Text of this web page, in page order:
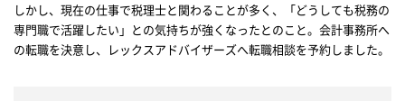
しかし、現在の仕事で税理士と関わることが多く、「どうしても税務の
専門職で活躍したい」との気持ちが強くなったとのこと。会計事務所へ
の転職を決意し、レックスアドバイザーズへ転職相談を予約しました。